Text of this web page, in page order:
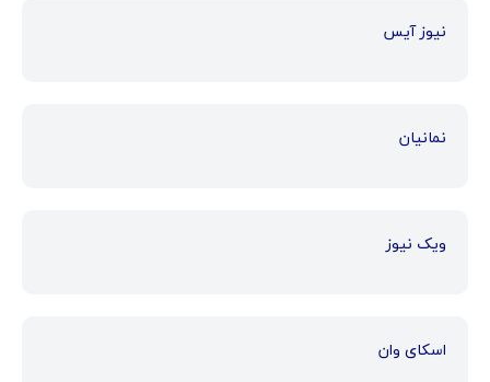
نیوز آیس
نمانیان
ویک نیوز
اسکای وان